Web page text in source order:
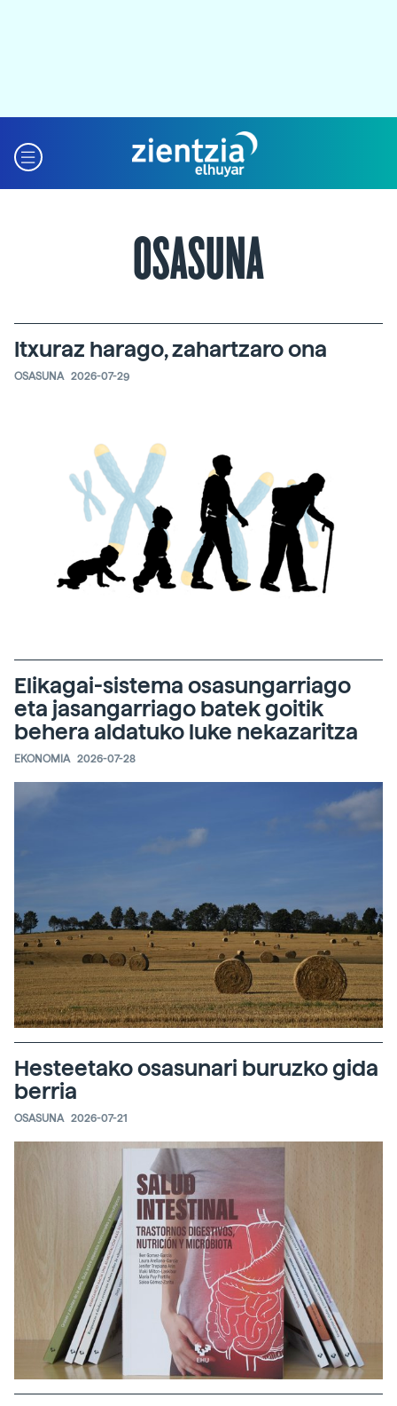
OSASUNA
Itxuraz harago, zahartzaro ona
OSASUNA 2026-07-29
Elikagai-sistema osasungarriago
eta jasangarriago batek goitik
behera aldatuko luke nekazaritza
EKONOMIA 2026-07-28
Hesteetako osasunari buruzko gida
berria
OSASUNA 2026-07-21